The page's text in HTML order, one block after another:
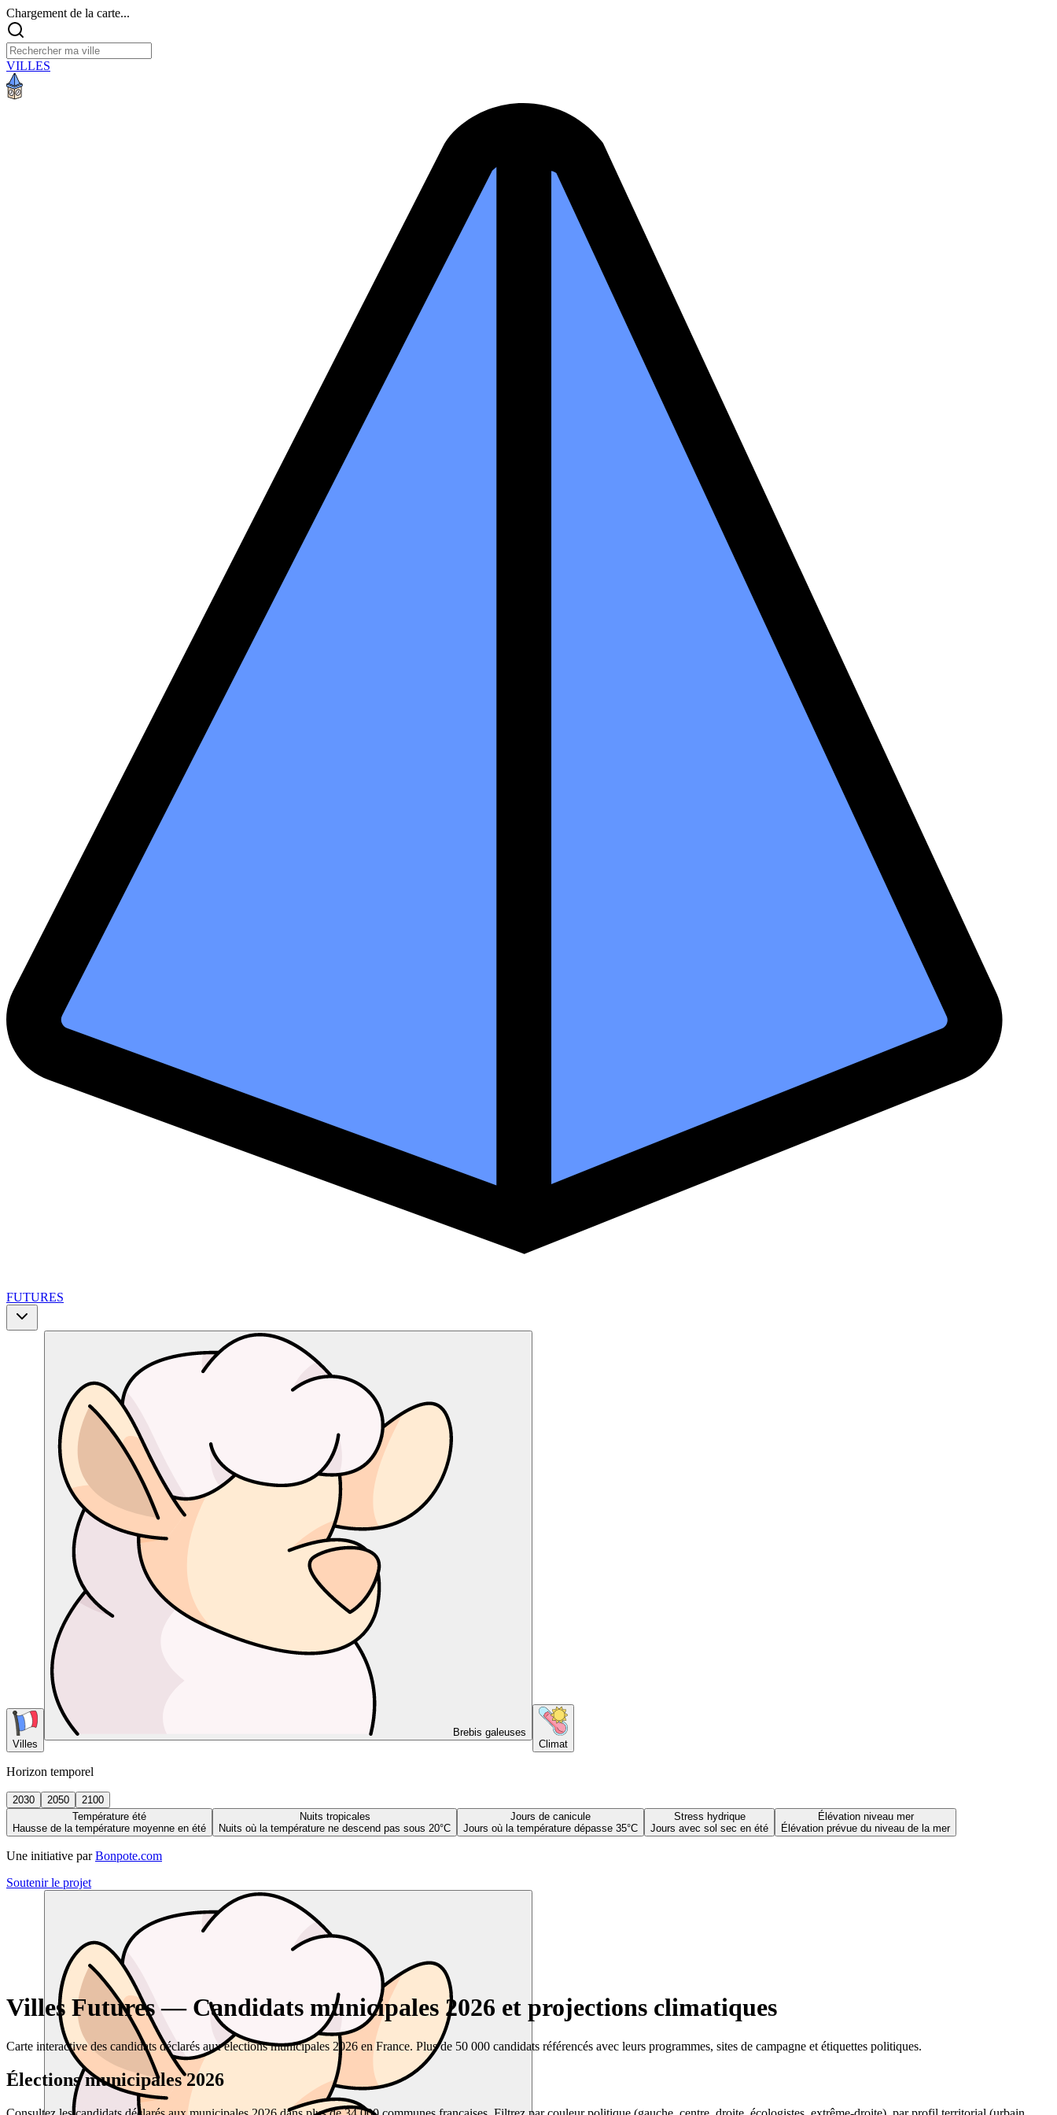
Chargement de la carte...
VILLES
FUTURES
Villes
Brebis galeuses
Climat
Horizon temporel
2030 2050
2100
Température été
Hausse de la température moyenne en été
Nuits tropicales
Nuits où la température ne descend pas sous 20°C
Jours de canicule
Jours où la température dépasse 35°C
Stress hydrique
Jours avec sol sec en été
Élévation niveau mer
Élévation prévue du niveau de la mer
Une initiative par Bonpote.com
Soutenir le projet
Villes Futures — Candidats municipales 2026 et projections climatiques
Carte interactive des candidats déclarés aux élections municipales 2026 en France. Plus de 50 000 candidats référencés avec leurs programmes, sites de campagne et étiquettes politiques.
Élections municipales 2026